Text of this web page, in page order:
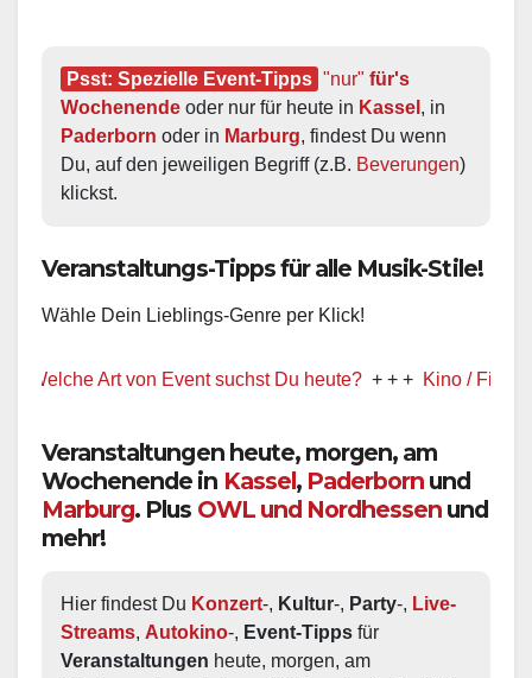
Psst: Spezielle Event-Tipps "nur" für's
Wochenende oder nur für heute in Kassel
Paderborn oder in Marburg, findest Du wenn
Du, auf den jeweiligen Begriff (z.B. Beverungen)
klickst.
Veranstaltungs-Tipps für alle Musik-Stile!
Wähle Dein Lieblings-Genre per Klick!
Art von Event suchst Du heute? + + + Kino / Film + + +
Veranstaltungen heute, morgen, am
Wochenende in Kassel, Paderborn und
Marburg. Plus OWL und Nordhessen und
mehr!
Hier findest Du Konzert-, Kultur-, Party-, Live-
Streams, Autokino-, Event-Tipps
Veranstaltungen heute, morgen, am